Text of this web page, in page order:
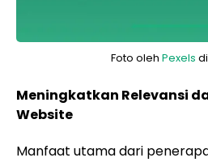
Foto oleh Pexels di
Meningkatkan Relevansi
Website
Manfaat utama dari